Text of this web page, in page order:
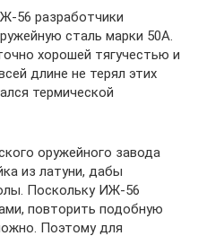
56 разработчики
сталь марки 50А.
хорошей тягучестью и
длине не терял этих
термической
оружейного завода
из латуни, дабы
Поскольку ИЖ-56
повторить подобную
Поэтому для